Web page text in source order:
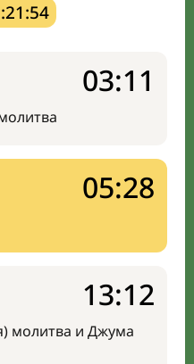
03:11
05:28
молитва и Джума
13:12